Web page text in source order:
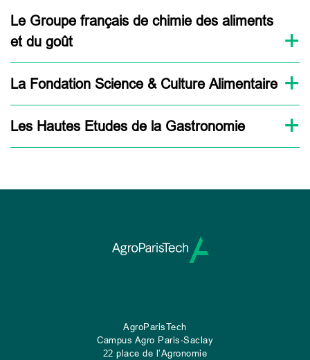
Le Groupe français de chimie des aliments
et du goût
La Fondation Science & Culture Alimentaire
Les Hautes Etudes de la Gastronomie
AgroParisTech
Campus Agro Paris-Saclay
22 place de l’Agronomie